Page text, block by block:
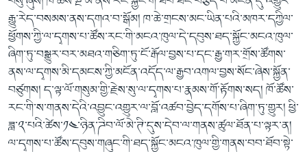
འཕྲོད་བསྟེན་དང་དོན་ལྡན་གྱི་མི་ཚེ།
གངས་རིའི་བྲག་ཅ།
བུད་མེད།
སོ་ཡ་ལ། བོད་ཀྱི་གླུ་གཞས།
རྒྱུ་རེད་བསམས་ནས་དགའ་བ་སྒོམ། ཁ་ཆེ་གྲངས་མང་ཡིན་པའི་མཁར་དཀྱིལ་
ཕྱོགས་ཀྱི་ལ་དྭགས་པ་ཚོས་རང་གི་མངའ་ཁུལ་དེ་དབུས་ཐད་སྐྱོང་མངའ་ཁུལ་
ཞིག་ཏུ་བསྒྱུར་བར་མཐའ་གཅིག་ཏུ་ངོ་རྒོལ་བྱས་པ་དང་རྒྱ་གར་གྲོས་ཚོགས་
ནས་ལ་དྭགས་མི་དམངས་ཀྱི་མངོན་འདོད་ལ་རྒྱབ་འགལ་བྱས་སོང་ཞེས་སྐྱོན་
བཙུགས། ད་ལྟ་ལོ་གསུམ་གྱི་རྗེས་སུ་ལ་དྭགས་པ་རྣམས་གོ་རྟོགས་སད། ཁོ་ཚོས་
རང་གི་ས་གནས་དེའི་འབྱུང་འགྱུར་ལ་བློ་འཚབ་བྱེད་དགོས་པ་ཞིག་ཏུ་གྱུར། ཕྱི་
ཟླ་༢་པའི་ཚེས་༡༤་ཉིན་ཌིབ་ལོ་མེ་ཊི་དུས་དེབ་ལ་གནས་ཚུལ་ཐོན་པ་ལྟར་ན།
ལ་དྭགས་པ་ཚོས་དབུས་གཞུང་གི་ཐད་སྐྱོང་མངའ་ཁུལ་གྱི་གནས་བབ་ཐོབ་སྟེ་